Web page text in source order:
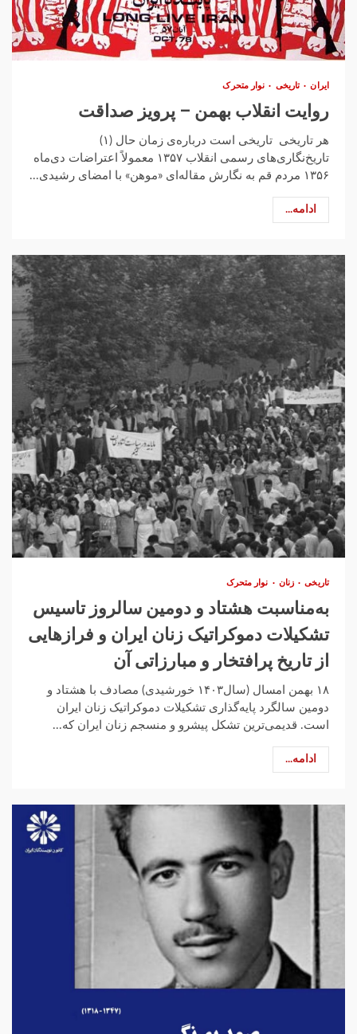
ایران تاریخی نوار متحرک
روایت انقلاب بهمن – پرویز صداقت
هر تاریخی تاریخی است درباره‌ی زمان حال (۱)
تاریخ‌نگاری‌های رسمی انقلاب ۱۳۵۷ معمولاً اعتراضات دی‌ماه
۱۳۵۶ مردم قم به نگارش مقاله‌ای «موهن» با امضای رشیدی...
ادامه...
تاریخی زنان نوار متحرک
به‌مناسبت هشتاد و دومین سالروز تاسیس
تشکیلات دموکراتیک زنان ایران و فرازهایی
از تاریخ پرافتخار و مبارزاتی آن
۱۸ بهمن امسال (سال۱۴۰۳ خورشیدی) مصادف با هشتاد و
دومین سالگرد پایه‌گذاری تشکیلات دموکراتیک زنان ایران
است. قدیمی‌ترین تشکل پیشرو و منسجم زنان ایران که...
ادامه...